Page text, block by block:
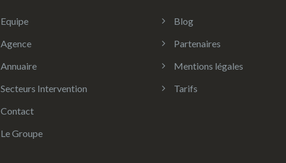
Equipe
Agence
Annuaire
Secteurs Intervention
Contact
Le Groupe
Blog
Partenaires
Mentions légales
Tarifs